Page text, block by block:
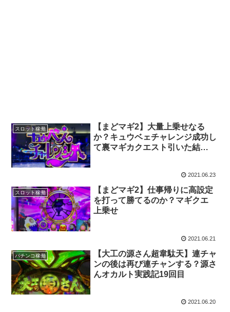
スロット稼働
【まどマギ2】大量上乗せなる
か？キュウベェチャレンジ成功し
て裏マギカクエスト引いた結
2021.06.23
スロット稼働
【まどマギ2】仕事帰りに高設定
を打って勝てるのか？マギクエ
上乗せ
2021.06.21
パチンコ稼働
【大工の源さん超韋駄天】連チャ
ンの後は再び連チャンする？源さ
んオカルト実践記19回目
2021.06.20